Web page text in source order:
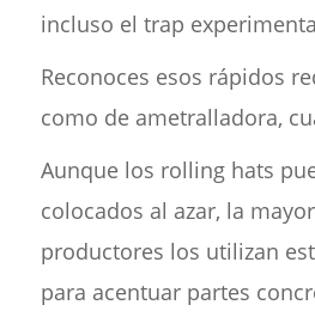
incluso el trap
Reconoces esos rápidos
como de ametralladora,
Aunque los rolling hats
colocados al azar, la
productores los utilizan
para acentuar partes